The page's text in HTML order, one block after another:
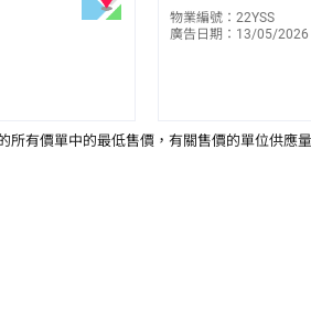
物業編號：22YSS
廣告日期：13/05/2026
所有價單中的最低售價，有關售價的單位供應